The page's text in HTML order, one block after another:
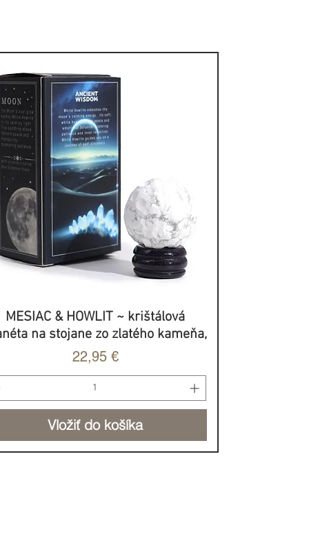
Rýchle zobrazenie
MESIAC & HOWLIT ~ krištálová
na stojane zo zlatého kameňa,
Cena
22,95 €
Vložiť do košíka